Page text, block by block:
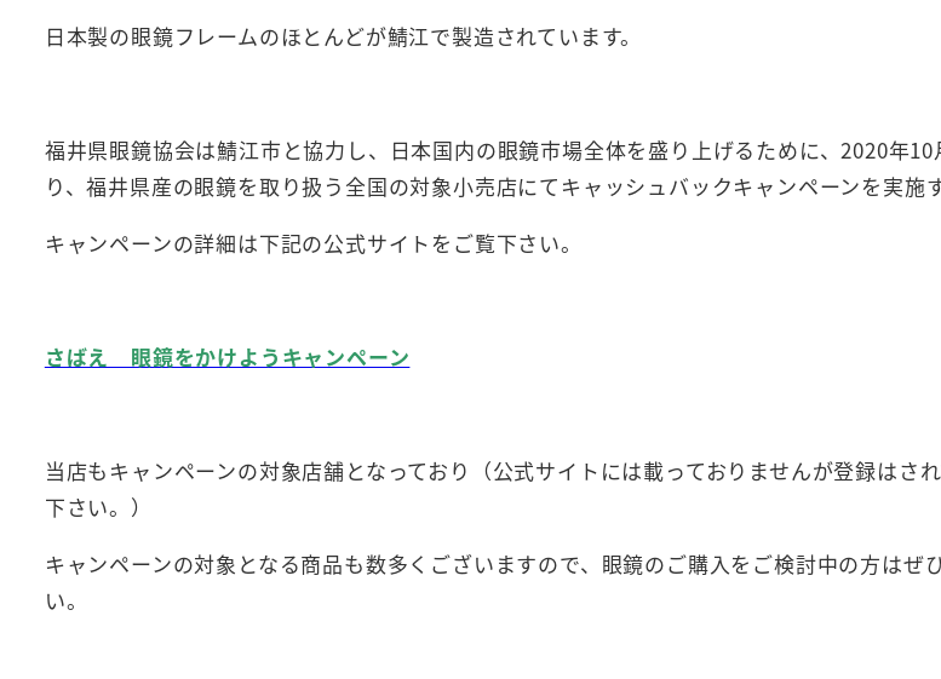
日本製の眼鏡フレームのほとんどが鯖江で製造されています。
福井県眼鏡協会は鯖江市と協力し、日本国内の眼鏡市場全体を盛り上げるために、2020年
り、福井県産の眼鏡を取り扱う全国の対象小売店にてキャッシュバックキャンペーンを実施
キャンペーンの詳細は下記の公式サイトをご覧下さい。
さばえ 眼鏡をかけようキャンペーン
当店もキャンペーンの対象店舗となっており（公式サイトには載っておりませんが登録はさ
下さい。）
キャンペーンの対象となる商品も数多くございますので、眼鏡のご購入をご検討中の方はぜ
い。